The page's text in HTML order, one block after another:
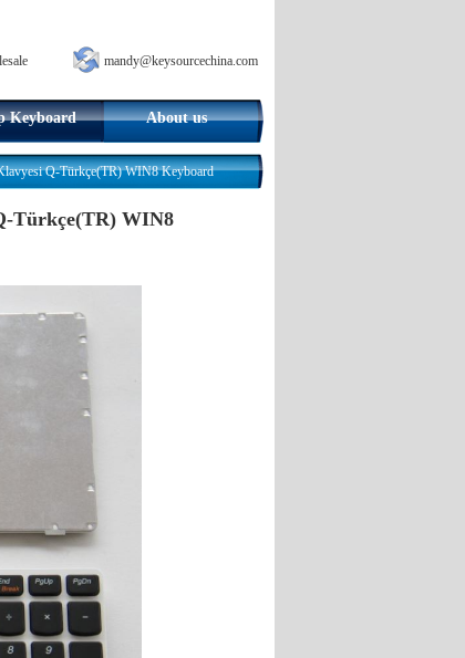
mandy@keysourcechina.com
Keyboard About us
Q-Türkçe(TR) WIN8 Keyboard
Türkçe(TR) WIN8